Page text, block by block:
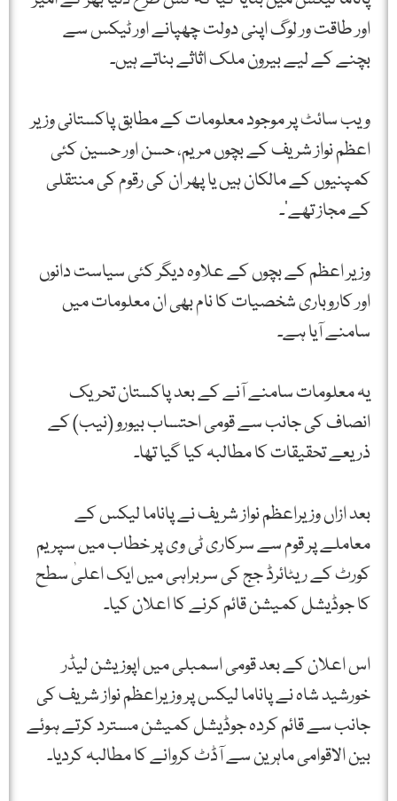
اور طاقت ور لوگ اپنی دولت چھپانے اور ٹیکس سے
بچنے کے لیے بیرون ملک اثاثے بناتے ہیں۔
ویب سائٹ پر موجود معلومات کے مطابق پاکستانی وزیر
اعظم نواز شریف کے بچوں مریم، حسن اور حسین کئی
کمپنیوں کے مالکان ہیں یا پھر ان کی رقوم کی منتقلی
کے مجاز تھے‘۔
وزیر اعظم کے بچوں کے علاوہ دیگر کئی سیاست دانوں
اور کاروباری شخصیات کا نام بھی ان معلومات میں
سامنے آیا ہے۔
یہ معلومات سامنے آنے کے بعد پاکستان تحریک
انصاف کی جانب سے قومی احتساب بیورو (نیب) کے
ذریعے تحقیقات کا مطالبہ کیا گیا تھا۔
بعد ازاں وزیراعظم نواز شریف نے پاناما لیکس کے
معاملے پر قوم سے سرکاری ٹی وی پر خطاب میں سپریم
کورٹ کے ریٹائرڈ جج کی سربراہی میں ایک اعلیٰ سطح
کا جوڈیشل کمیشن قائم کرنے کا اعلان کیا۔
اس اعلان کے بعد قومی اسمبلی میں اپوزیشن لیڈر
خورشید شاہ نے پاناما لیکس پر وزیراعظم نواز شریف کی
جانب سے قائم کردہ جوڈیشل کمیشن مسترد کرتے ہوئے
بین الاقوامی ماہرین سے آڈٹ کروانے کا مطالبہ کردیا۔